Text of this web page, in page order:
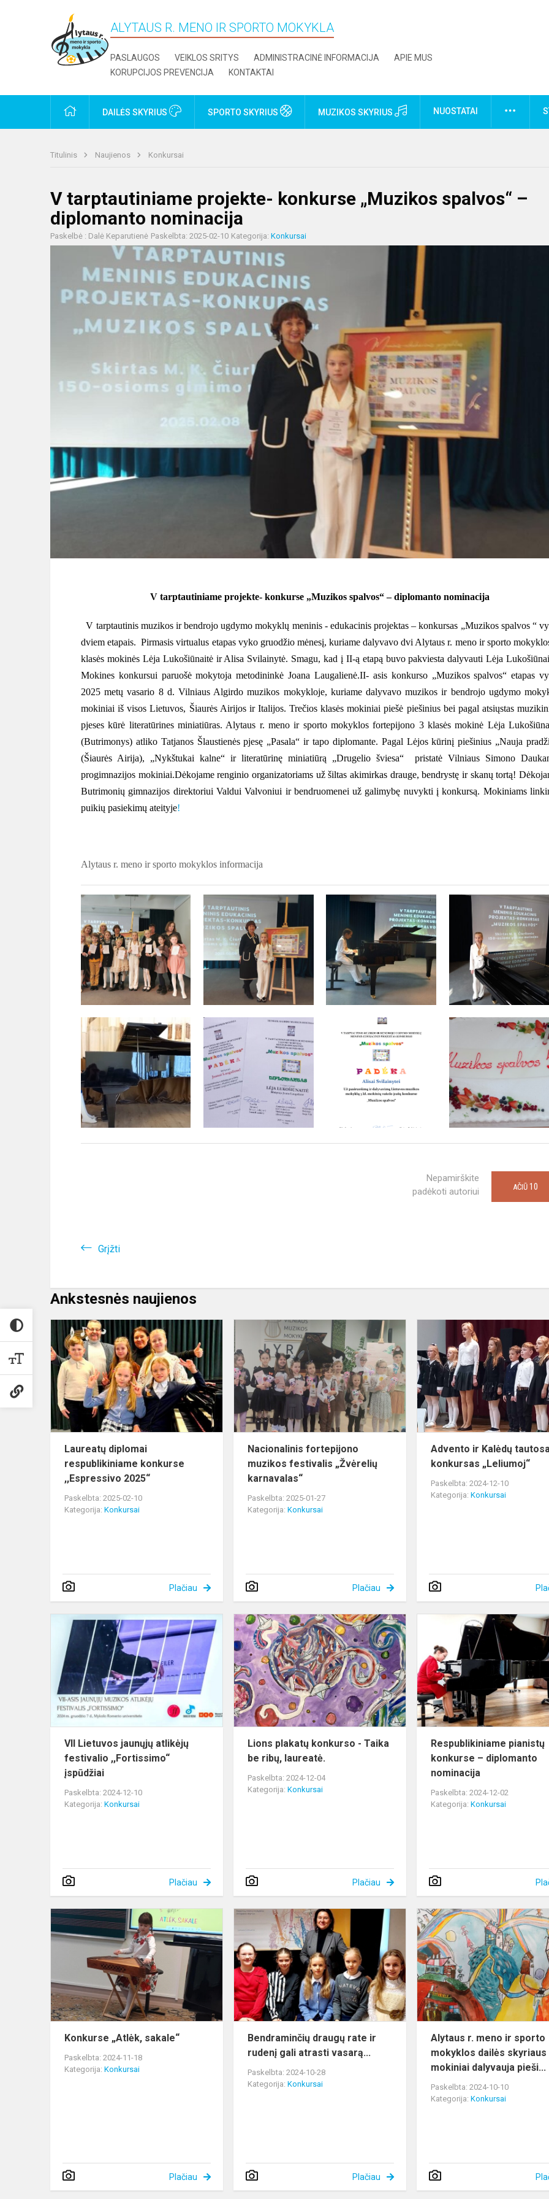
ALYTAUS R. MENO IR SPORTO MOKYKLA
PASLAUGOS VEIKLOS SRITYS ADMINISTRACINĖ INFORMACIJA
APIE MUS
KORUPCIJOS PREVENCIJA
KONTAKTAI
PRADŽIADAILĖS SKYRIUS SPORTO SKYRIUS MUZIKOS SKYRIUS NUOSTATAI
Titulinis Naujienos Konkursai
V tarptautiniame projekte- konkurse „Muzikos spalvos“ –
diplomanto nominacija
Paskelbė : Dalė Keparutienė Paskelbta: 2025-02-10 Kategorija: Konkursai
V tarptautiniame projekte- konkurse „Muzikos spalvos“ – diplomanto nominacija
V tarptautinis muzikos ir bendrojo ugdymo mokyklų meninis - edukacinis projektas – konkursas „Muzikos spalvos “
dviem etapais. Pirmasis virtualus etapas vyko gruodžio mėnesį, kuriame dalyvavo dvi Alytaus r. meno ir sporto
klasės mokinės Lėja Lukošiūnaitė ir Alisa Svilainytė. Smagu, kad į II-ą etapą buvo pakviesta dalyvauti Lėja
Mokines konkursui paruošė mokytoja metodininkė Joana Laugalienė.II- asis konkurso „Muzikos spalvos“ etapas
2025 metų vasario 8 d. Vilniaus Algirdo muzikos mokykloje, kuriame dalyvavo muzikos ir bendrojo ugdymo
mokiniai iš visos Lietuvos, Šiaurės Airijos ir Italijos. Trečios klasės mokiniai piešė piešinius bei pagal atsiųstas
pjeses kūrė literatūrines miniatiūras. Alytaus r. meno ir sporto mokyklos fortepijono 3 klasės mokinė Lėja
(Butrimonys) atliko Tatjanos Šlaustienės pjesę „Pasala“ ir tapo diplomante. Pagal Lėjos kūrinį piešinius „Nauja
(Šiaurės Airija), „Nykštukai kalne“ ir literatūrinę miniatiūrą „Drugelio šviesa“ pristatė Vilniaus Simono
progimnazijos mokiniai.Dėkojame renginio organizatoriams už šiltas akimirkas drauge, bendrystę ir skanų tortą!
Butrimonių gimnazijos direktoriui Valdui Valvoniui ir bendruomenei už galimybę nuvykti į konkursą. Mokiniams
puikių pasiekimų ateityje!
Alytaus r. meno ir sporto mokyklos informacija
Nepamirškite
padėkoti autoriui
AČIŪ 10
Grįžti
Ankstesnės naujienos
diplomai
respublikiniame
konkurse
,,Espressivo
202...
Laureatų diplomai
respublikiniame konkurse
,,Espressivo 2025“
Paskelbta: 2025-02-10
Kategorija: Konkursai
Plačiau
fortepijono
muzikos
festivalis
„Žvėrelių
karna...
Nacionalinis fortepijono
muzikos festivalis „Žvėrelių
karnavalas“
Paskelbta: 2025-01-27
Kategorija:Konkursai
Plačiau
Advento ir Kalėdų
konkursas „Leliumoj“
Paskelbta: 2024-12-10
Kategorija:Konkursai
VII
Lietuvos
jaunųjų
atlikėjų
festivalio
,,Fortissimo“
įspū...
VII Lietuvos jaunųjų atlikėjų
festivalio ,,Fortissimo“
įspūdžiai
Paskelbta: 2024-12-10
Kategorija: Konkursai
Plačiau
Lions
plakatų
konkurso
-
Taika
be
ribų,
laureatė.
Lions plakatų konkurso - Taika
be ribų, laureatė.
Paskelbta: 2024-12-04
Kategorija:Konkursai
Plačiau
Respublikiniame pianistų
konkurse – diplomanto
nominacija
Paskelbta: 2024-12-02
Kategorija:Konkursai
Konkurse
„Atlėk,
sakale“
Konkurse „Atlėk, sakale“
Paskelbta: 2024-11-18
Kategorija: Konkursai
Plačiau
Bendraminčių
draugų
rate
rudenį
gali
atrasti
vasarą...
Bendraminčių draugų rate ir
rudenį gali atrasti vasarą...
Paskelbta: 2024-10-28
Kategorija:Konkursai
Plačiau
Alytaus r. meno ir sporto
mokyklos dailės skyriaus
mokiniai dalyvauja pieši...
Paskelbta: 2024-10-10
Kategorija:Konkursai